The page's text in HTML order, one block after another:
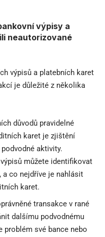
výpisy a
neautorizované
výpisů a platebních karet
je důležité z několika
důvodů pravidelné
karet je zjištění
aktivity.
můžete identifikovat
a co nejdříve je nahlásit
karet.
transakce v rané
dalšímu podvodnému
své bance nebo